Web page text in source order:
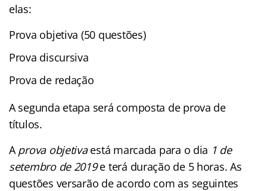
elas:
Prova objetiva (50 questões)
Prova discursiva
Prova de redação
A segunda etapa será composta de prova de
títulos.
Aprova objetivaestá marcada para o dia 1 de
setembro de 2019e terá duração de 5 horas. As
questões versarão de acordo com as seguintes